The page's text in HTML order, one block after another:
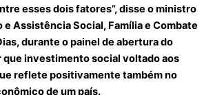
esses dois fatores”, disse o ministro
Assistência Social, Família e Combate
durante o painel de abertura do
que investimento social voltado aos
reflete positivamente também no
de um país.